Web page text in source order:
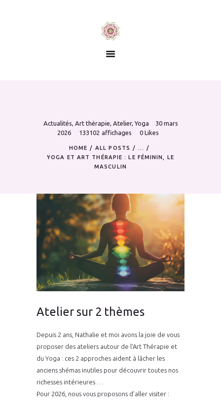
Actualités, Art thérapie, Atelier,Yoga
30 mars
2026
133102 affichages 0 Likes
HOME ALL POSTS
YOGA ET ART THÉRAPIE : LE FÉMININ, LE
MASCULIN
Atelier sur 2 thèmes
Depuis 2 ans, Nathalie et moi avons la joie de vous
proposer des ateliers autour de l’Art Thérapie et
du Yoga : ces 2 approches aident à lâcher les
anciens shémas inutiles pour découvrir toutes nos
richesses intérieures …
Pour 2026, nous vous proposons d’aller visiter :